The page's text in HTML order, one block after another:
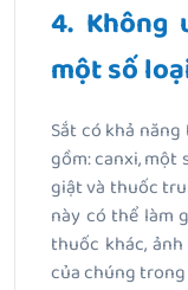
4. Không
một số
Sắt có khả
gồm: canxi, một
giật và thuốc
này có thể làm
thuốc khác,
của chúng